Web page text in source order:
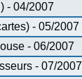
- 04/2007
- 05/2007
- 06/2007
- 07/2007